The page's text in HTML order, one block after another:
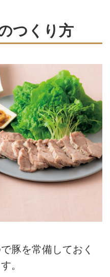
つくり方
豚を常備しておく
。